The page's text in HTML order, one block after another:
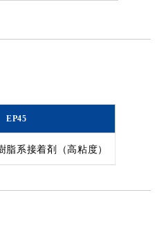
EP45
脂系接着剤（高粘度）